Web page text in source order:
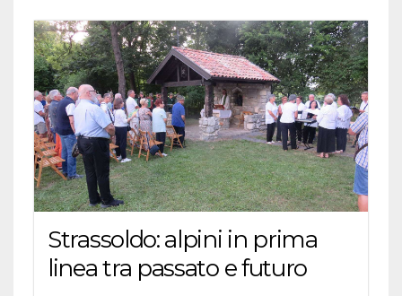
Strassoldo: alpini in prima
linea tra passato e futuro